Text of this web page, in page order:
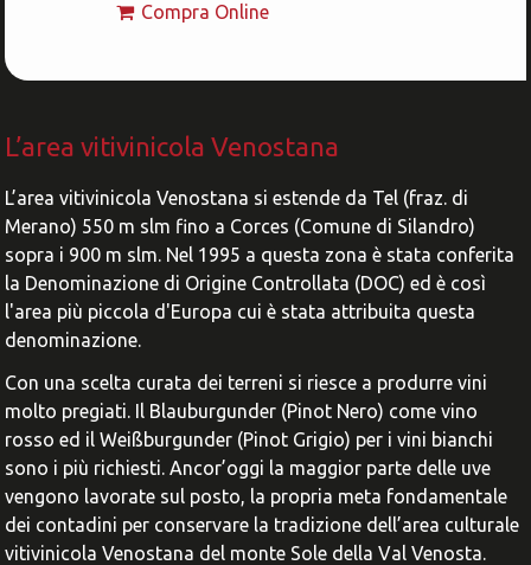
Compra Online
L’area vitivinicola Venostana
L’area vitivinicola Venostana si estende da Tel (fraz. di
Merano) 550 m slm fino a Corces (Comune di Silandro)
sopra i 900 m slm. Nel 1995 a questa zona è stata conferita
la Denominazione di Origine Controllata (DOC) ed è così
l'area più piccola d'Europa cui è stata attribuita questa
denominazione.
Con una scelta curata dei terreni si riesce a produrre vini
molto pregiati. Il Blauburgunder (Pinot Nero) come vino
rosso ed il Weißburgunder (Pinot Grigio) per i vini bianchi
sono i più richiesti. Ancor’oggi la maggior parte delle uve
vengono lavorate sul posto, la propria meta fondamentale
dei contadini per conservare la tradizione dell’area culturale
vitivinicola Venostana del monte Sole della Val Venosta.